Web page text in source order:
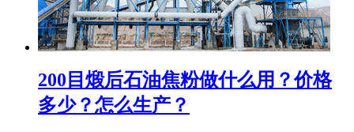
200目煅后石油焦粉做什么用？价格
多少？怎么生产？